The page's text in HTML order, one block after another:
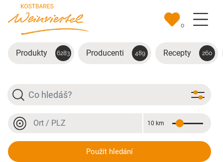
Přejít na hlavní obsah
0
Produkty 6283 Producenti 489 Recepty 260
Hledat
Místo nebo PSČ
Vzdálenost
10 km
Použít hledání
Äpfel